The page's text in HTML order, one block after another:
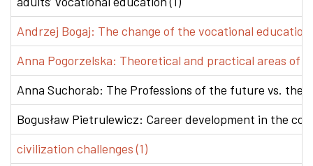
Andrzej Bogaj: The change of the vocational
Anna Pogorzelska: Theoretical and practical areas of
Anna Suchorab: The Professions of the future vs. the
Bogusław Pietrulewicz: Career development in the
civilization challenges (1)